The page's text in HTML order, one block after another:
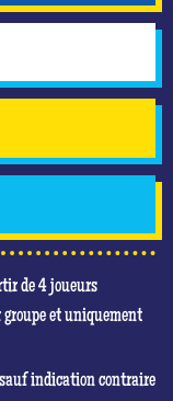
de 4 joueurs
et uniquement
indication contraire